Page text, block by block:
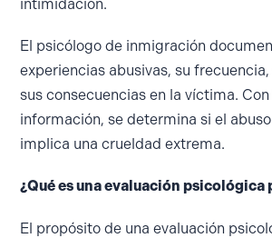
intimidación.
El psicólogo de inmigración
experiencias abusivas, su
sus consecuencias en la víctima. Con
información, se determina si el
implica una crueldad extrema.
¿Qué es una evaluación psicológica
El propósito de una evaluación